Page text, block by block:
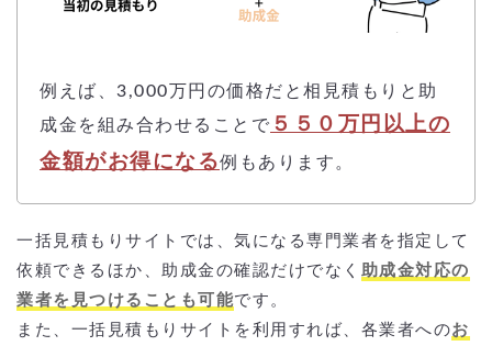
例えば、3,000万円の価格だと相見積もりと助
成金を組み合わせることで ５５０万円以上の
金額がお得になる例もあります。
一括見積もりサイトでは、気になる専門業者を指定して
依頼できるほか、助成金の確認だけでなく 助成金対応の
業者を見つけることも可能です。
また、一括見積もりサイトを利用すれば、各業者へのお